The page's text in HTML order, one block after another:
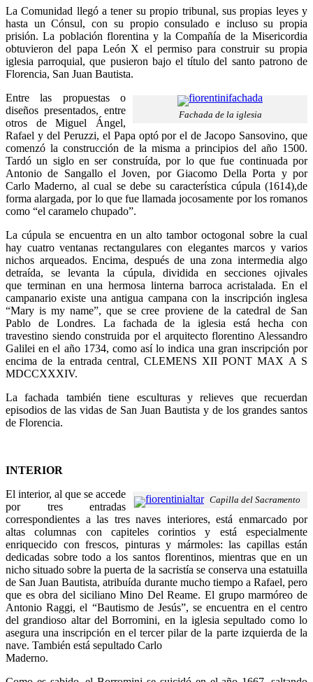
La Comunidad llegó a tener su propio tribunal, sus propias leyes y
hasta un Cónsul, con su propio consulado e incluso su propia
prisión. La población florentina y la Compañía de la Misericordia
obtuvieron del papa León X el permiso para construir su propia
iglesia parroquial, que pusieron bajo el título del santo patrono de
Florencia, San Juan Bautista.
Fachada de la iglesia
Entre las propuestas o
diseños presentados, entre
otros de Miguel Ángel,
Rafael y del Peruzzi, el Papa optó por el de Jacopo Sansovino, que
comenzó la construcción de la misma a principios del año 1500.
Tardó un siglo en ser construída, por lo que fue continuada por
Antonio de Sangallo el Joven, por Giacomo Della Porta y por
Carlo Maderno, al cual se debe su característica cúpula (1614),de
forma alargada, por lo que fue llamada jocosamente por los romanos
como “el caramelo chupado”.
La cúpula se encuentra en un alto tambor octogonal sobre la cual
hay cuatro ventanas rectangulares con elegantes marcos y varios
nichos arqueados. Encima, después de una zona intermedia algo
detraída, se levanta la cúpula, dividida en secciones ojivales
que terminan en una hermosa linterna barroca acristalada. En el
campanario existe una antigua campana con la inscripción inglesa
“Mary is my name”, que se cree proviene de la catedral de San
Pablo de Londres. La fachada de la iglesia está hecha con
travestino siendo construida por el arquitecto florentino Alessandro
Galilei en el año 1734, como así lo indica una gran inscripción por
encima de la entrada central, CLEMENS XII PONT MAX A S
MDCCXXXIV.
La fachada también tiene esculturas y relieves que recuerdan
episodios de las vidas de San Juan Bautista y de los grandes santos
de Florencia.
INTERIOR
Capilla del Sacramento
El interior, al que se accede
por tres entradas
correspondientes a las tres naves interiores, está enmarcado por
altas columnas con capiteles corintios y está especialmente
enriquecido con frescos, pinturas y mármoles: las capillas están
dedicadas sobre todo a los santos florentinos, mientras que en un
nicho situado sobre la puerta de la sacristía se conserva una estatuilla
de San Juan Bautista, atribuída durante mucho tiempo a Rafael, pero
que es obra del siciliano Mino Del Reame. El grupo marmóreo de
Antonio Raggi, el “Bautismo de Jesús”, se encuentra en el centro
del grandioso altar del Borromini, en la iglesia sepultado como lo
asegura una inscripción en el tercer pilar de la parte izquierda de la
nave. También está sepultado Carlo
Maderno.